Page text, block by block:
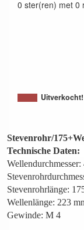
0 ster(ren) met 0
Uitverkocht!
Stevenrohr/
Technische Daten:
Wellendurchmesser:
Stevenrohrlänge:
Wellenlänge: 223
Gewinde: M 4